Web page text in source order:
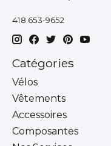
418 653-9652
Catégories
Vélos
Vêtements
Accessoires
Composantes